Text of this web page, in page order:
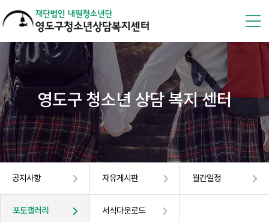
영도구 청소년 상담 복지 센터
공지사항 자유게시판 월간일정
포토갤러리 서식다운로드